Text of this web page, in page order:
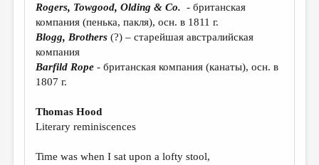
РЕДКОЛЛЕГИЯ
ОТ РЕДАКЦИИ
МАЛАЯ ПРОЗА
ЭССЕИСТИКА
ЛИТЕРАТУРОВЕДЕНИЕ
КУЛЬТУРОВЕДЕНИЕ
ПУБЛИЦИСТИКА
Rogers, Towgood,Olding &Co. - британская
компания (пенька, пакля), осн. в 1811 г.
Blogg, Brothers (?) – старейшая австралийская
компания
Barfild Rope - британская компания (канаты), осн. в
1807 г.
Thomas Hood
Literary reminiscences
Time was when I sat upon a lofty stool,